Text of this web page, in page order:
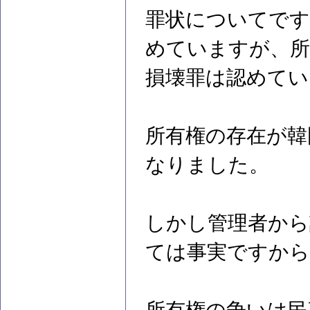
罪状についてで
めていますが、
損壊罪は認めて
所有権の存在が
なりました。
しかし管理者か
ては事実ですか